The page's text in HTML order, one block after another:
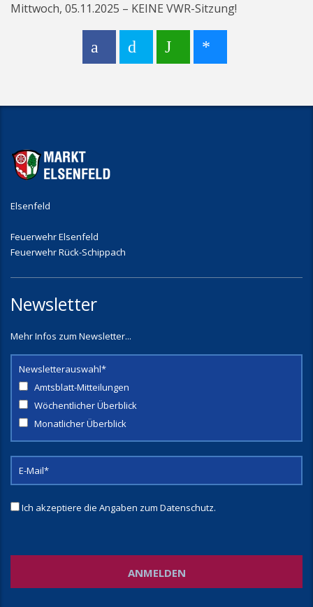
Mittwoch, 05.11.2025 – KEINE VWR-Sitzung!
Elsenfeld
Feuerwehr Elsenfeld
Feuerwehr Rück-Schippach
Newsletter
Mehr Infos zum Newsletter...
Newsletterauswahl*
Amtsblatt-Mitteilungen
Wöchentlicher Überblick
Monatlicher Überblick
Ich akzeptiere die Angaben zum Datenschutz.